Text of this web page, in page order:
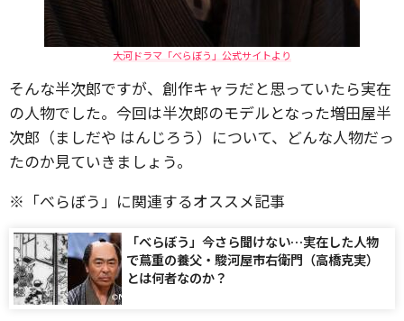
大河ドラマ「べらぼう」公式サイトより
そんな半次郎ですが、創作キャラだと思っていたら実在
の人物でした。今回は半次郎のモデルとなった増田屋半
次郎（ましだや はんじろう）について、どんな人物だっ
たのか見ていきましょう。
※「べらぼう」に関連するオススメ記事
「べらぼう」今さら聞けない…実在した人物
で蔦重の養父・駿河屋市右衛門（高橋克実）
とは何者なのか？